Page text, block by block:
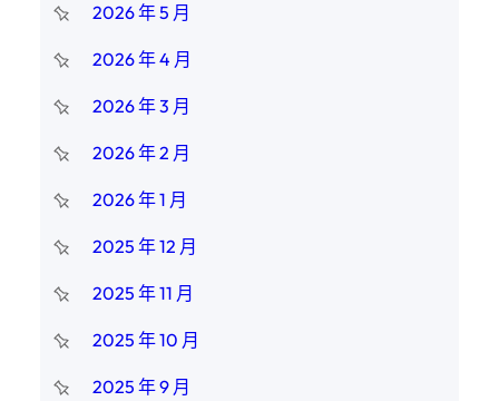
2026 年 5 月
2026 年 4 月
2026 年 3 月
2026 年 2 月
2026 年 1 月
2025 年 12 月
2025 年 11 月
2025 年 10 月
2025 年 9 月